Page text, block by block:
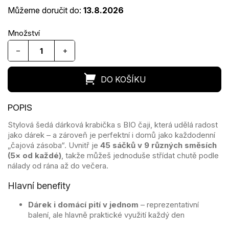
Můžeme doručit do: 13.8.2026
+
−
Stylová šedá dárková krabička s BIO čaji, která udělá radost
jako dárek – a zároveň je perfektní i domů jako každodenní
„čajová zásoba“. Uvnitř je 45 sáčků v 9 různých směsích
(5× od každé), takže můžeš jednoduše střídat chutě podle
nálady od rána až do večera.
Hlavní benefity
Dárek i domácí pití v jednom – reprezentativní
balení, ale hlavně praktické využití každý den